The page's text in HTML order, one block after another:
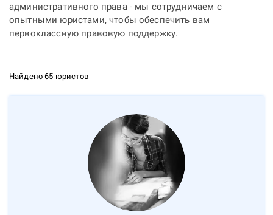
административного права - мы сотрудничаем с
опытными юристами, чтобы обеспечить вам
первоклассную правовую поддержку.
Найдено 65 юристов